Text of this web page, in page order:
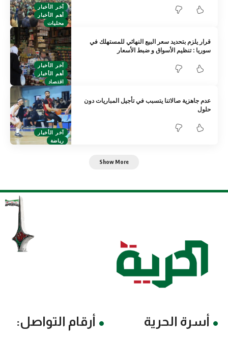
آخر الأخبار
أهم الأخبار
محليات
آخر الأخبار
أهم الأخبار
اقتصاد
قرار يلزم بتحديد سعر البيع النهائي للمستهلك في
سوريا : تنظيم الأسواق و ضبط الأسعار
آخر الأخبار
رياضة
عدم جاهزية صالاتنا يتسبب في تأجيل المباريات دون
حلول
Show More
أسرة الحرية أرقام التواصل: